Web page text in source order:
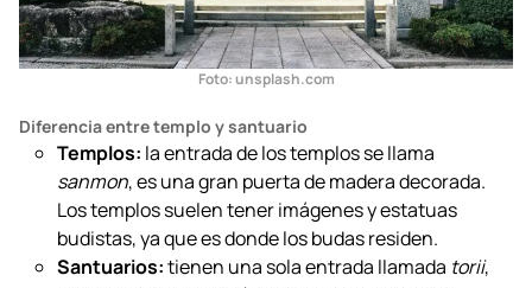
Foto: unsplash.com
Diferencia entre templo y santuario
Templos:la entrada de los templos se llama